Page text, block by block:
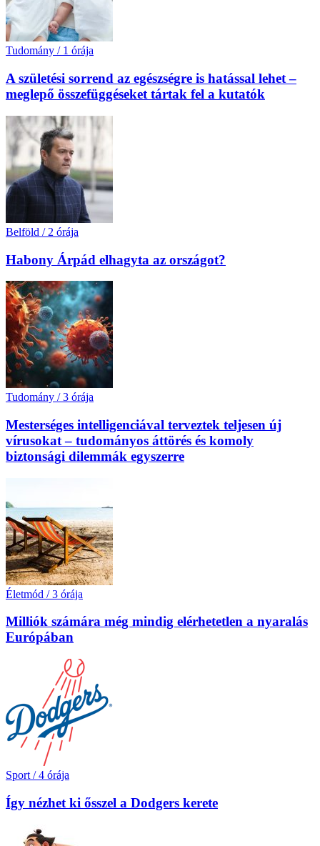
Tudomány / 1 órája
A születési sorrend az egészségre is hatással lehet –
meglepő összefüggéseket tártak fel a kutatók
Belföld / 2 órája
Habony Árpád elhagyta az országot?
Tudomány / 3 órája
Mesterséges intelligenciával terveztek teljesen új
vírusokat – tudományos áttörés és komoly
biztonsági dilemmák egyszerre
Életmód / 3 órája
Milliók számára még mindig elérhetetlen a nyaralás
Európában
Sport / 4 órája
Így nézhet ki ősszel a Dodgers kerete